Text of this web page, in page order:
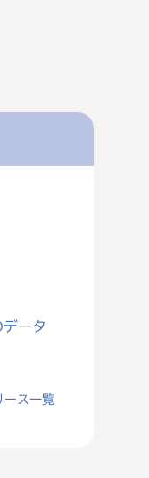
ータ
ース一覧